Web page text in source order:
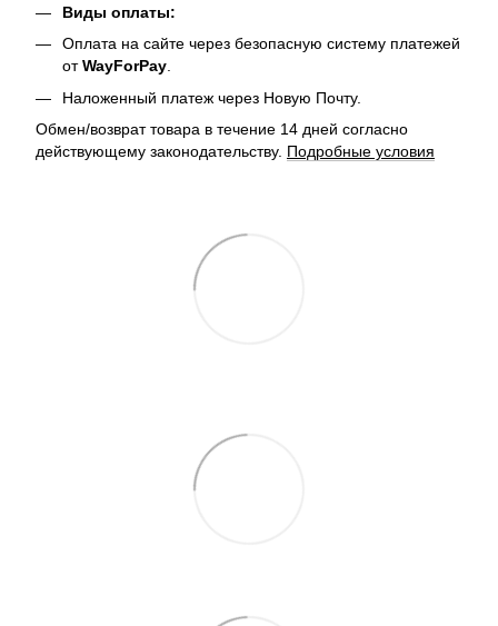
Виды оплаты:
Оплата на сайте через безопасную систему платежей
отWayForPay.
Наложенный платеж через Новую Почту.
Обмен/возврат товара в течение 14 дней согласно
действующему законодательству. Подробные условия